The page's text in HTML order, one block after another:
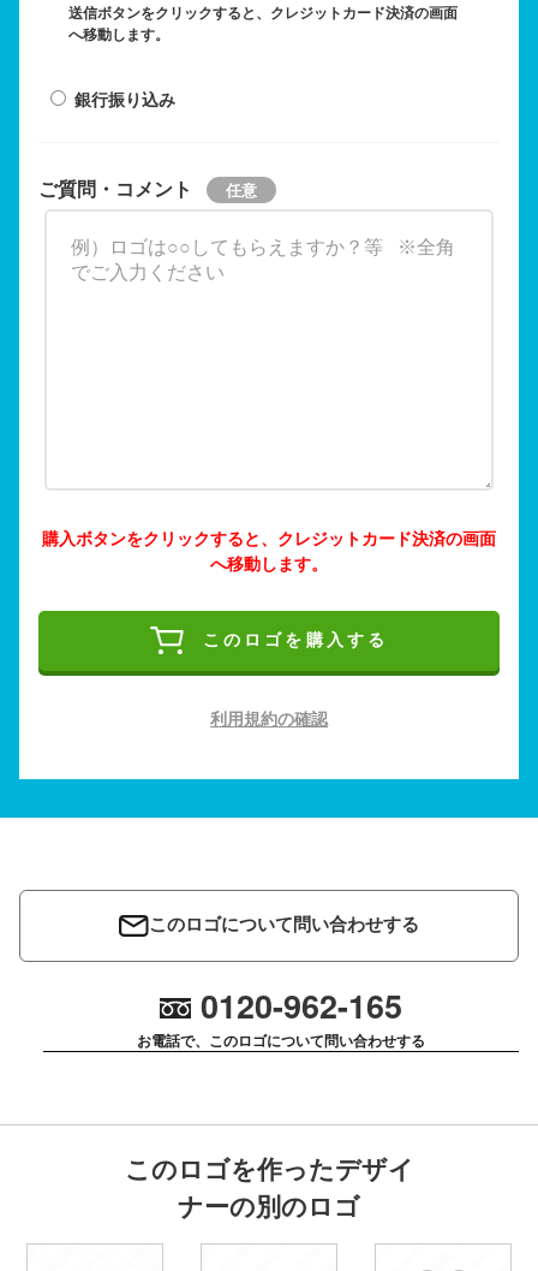
送信ボタンをクリックすると、クレジットカード決済の画面
へ移動します。
銀行振り込み
ご質問・コメント
購入ボタンをクリックすると、クレジットカード決済の画面
へ移動します。
このロゴを購入する
利用規約の確認
このロゴについて問い合わせする
0120-962-165
お電話で、このロゴについて問い合わせする
このロゴを作ったデザイ
ナーの別のロゴ